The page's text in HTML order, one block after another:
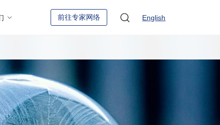
前往专家网络 English